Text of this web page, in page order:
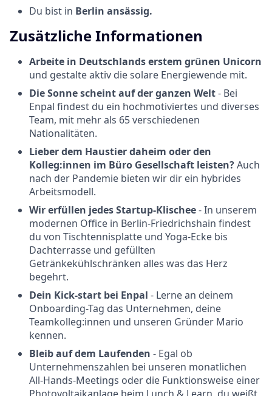
Du bist in Berlin ansässig.
Zusätzliche Informationen
Arbeite in Deutschlands erstem grünen Unicorn
und gestalte aktiv die solare Energiewende mit.
Die Sonne scheint auf der ganzen Welt- Bei
Enpal findest du ein hochmotiviertes und diverses
Team, mit mehr als 65 verschiedenen
Nationalitäten.
Lieber dem Haustier daheim oder den
Kolleg:innen im Büro Gesellschaft leisten?Auch
nach der Pandemie bieten wir dir ein hybrides
Arbeitsmodell.
Wir erfüllen jedes Startup-Klischee- In unserem
modernen Office in Berlin-Friedrichshain findest
du von Tischtennisplatte und Yoga-Ecke bis
Dachterrasse und gefüllten
Getränkekühlschränken alles was das Herz
begehrt.
Dein Kick-start bei Enpal - Lerne an deinem
Onboarding-Tag das Unternehmen, deine
Teamkolleg:innen und unseren Gründer Mario
kennen.
Bleib auf dem Laufenden - Egal ob
Unternehmenszahlen bei unseren monatlichen
All-Hands-Meetings oder die Funktionsweise einer